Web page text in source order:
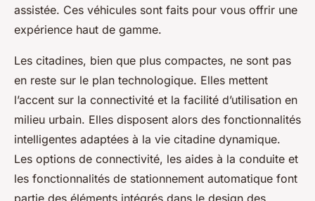
assistée. Ces véhicules sont faits pour vous offrir une
expérience haut de gamme.
Les citadines, bien que plus compactes, ne sont pas
en reste sur le plan technologique. Elles mettent
l’accent sur la connectivité et la facilité d’utilisation en
milieu urbain. Elles disposent alors des fonctionnalités
intelligentes adaptées à la vie citadine dynamique.
Les options de connectivité, les aides à la conduite et
les fonctionnalités de stationnement automatique font